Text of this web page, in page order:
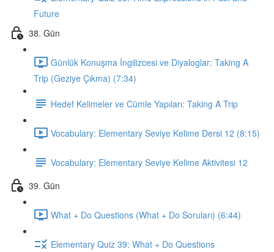
Future
38. Gün
Günlük Konuşma İngilizcesi ve Diyaloglar: Taking A
Trip (Geziye Çıkma) (7:34)
Hedef Kelimeler ve Cümle Yapıları: Taking A Trip
Vocabulary: Elementary Seviye Kelime Dersi 12 (8:15)
Vocabulary: Elementary Seviye Kelime Aktivitesi 12
39. Gün
What + Do Questions (What + Do Soruları) (6:44)
Elementary Quiz 39: What + Do Questions